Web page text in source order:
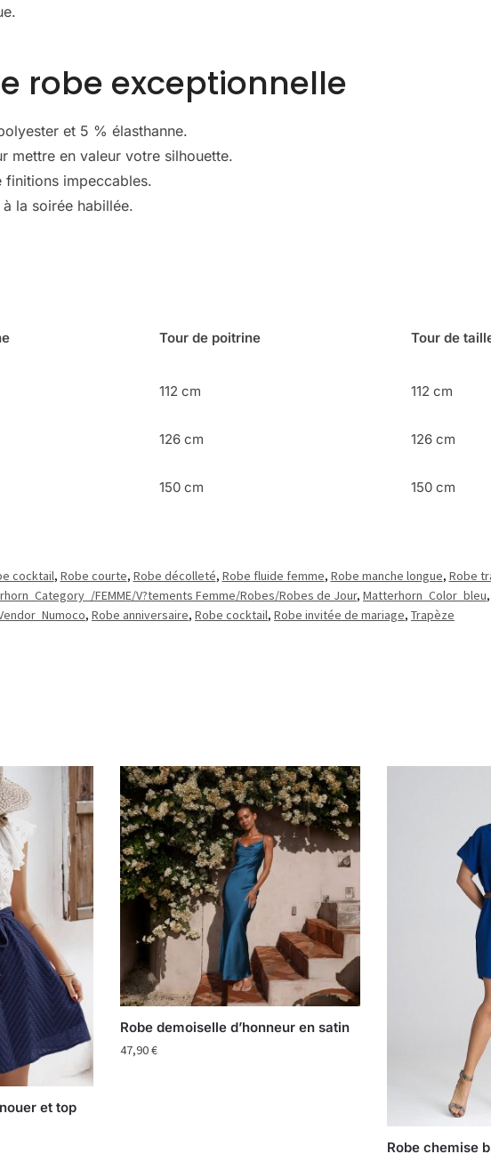
robe exceptionnelle
et 5 % élasthanne.
mettre en valeur votre silhouette.
finitions impeccables.
la soirée habillée.
Tour de poitrine Tour de
112 cm 112 cm
126 cm 126 cm
150 cm 150 cm
cocktail, Robe courte, Robe décolleté, Robe fluide femme, Robe manche longue, Robe
FEMME/V?tements Femme/Robes/Robes de Jour, Matterhorn_Color_bleu,
, Robe anniversaire, Robe cocktail, Robe invitée de mariage, Trapèze
et top
Robe demoiselle d’honneur en satin
47,90€
Robe chemise